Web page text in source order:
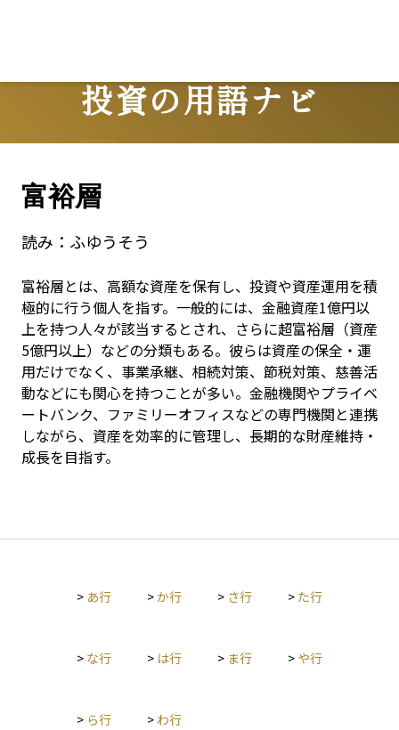
投資の用語ナビ
Terms
富裕層
読み： ふゆうそう
富裕層とは、高額な資産を保有し、投資や資産運用を積
極的に行う個人を指す。一般的には、金融資産1億円以
上を持つ人々が該当するとされ、さらに超富裕層（資産
5億円以上）などの分類もある。彼らは資産の保全・運
用だけでなく、事業承継、相続対策、節税対策、慈善活
動などにも関心を持つことが多い。金融機関やプライベ
ートバンク、ファミリーオフィスなどの専門機関と連携
しながら、資産を効率的に管理し、長期的な財産維持・
成長を目指す。
> あ行 >か行 > さ行 > た行
> な行 > は行 > ま行 > や行
> ら行 > わ行